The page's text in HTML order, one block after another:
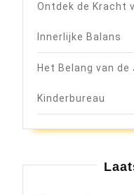
Ontdek de Kracht
Innerlijke Balans
Het Belang van
Kinderbureau